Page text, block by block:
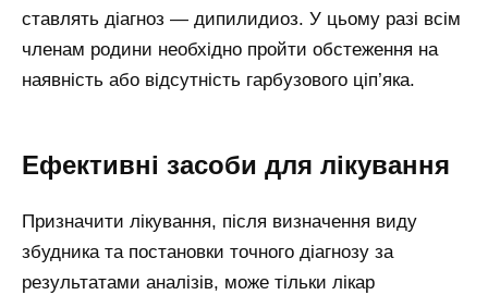
ставлять діагноз — дипилидиоз. У цьому разі всім
членам родини необхідно пройти обстеження на
наявність або відсутність гарбузового ціп’яка.
Ефективні засоби для лікування
Призначити лікування, після визначення виду
збудника та постановки точного діагнозу за
результатами аналізів, може тільки лікар